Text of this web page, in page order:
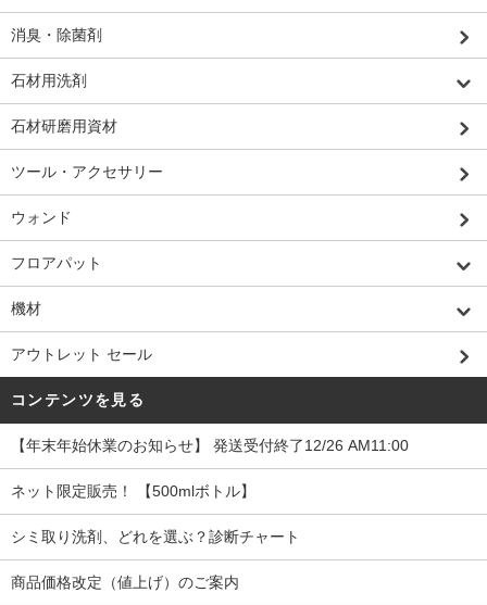
消臭・除菌剤
石材用洗剤
石材研磨用資材
ツール・アクセサリー
ウォンド
フロアパット
機材
アウトレット セール
コンテンツを見る
【年末年始休業のお知らせ】 発送受付終了12/26 AM11:00
ネット限定販売！ 【500mlボトル】
シミ取り洗剤、どれを選ぶ？診断チャート
商品価格改定（値上げ）のご案内